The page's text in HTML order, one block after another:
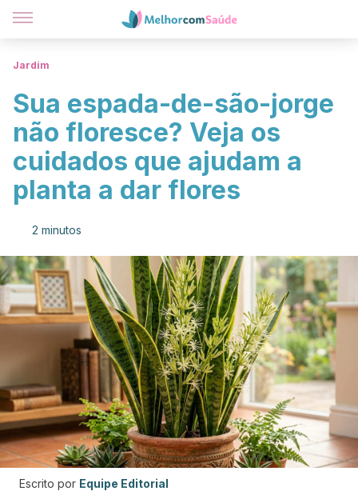
Jardim
Sua espada-de-são-jorge
não floresce? Veja os
cuidados que ajudam a
planta a dar flores
2 minutos
Escrito por Equipe Editorial